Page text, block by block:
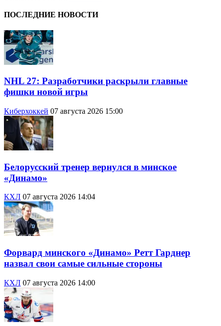
ПОСЛЕДНИЕ НОВОСТИ
NHL 27: Разработчики раскрыли главные
фишки новой игры
Киберхоккей 07 августа 2026 15:00
Белорусский тренер вернулся в минское
«Динамо»
КХЛ 07 августа 2026 14:04
Форвард минского «Динамо» Ретт Гарднер
назвал свои самые сильные стороны
КХЛ 07 августа 2026 14:00